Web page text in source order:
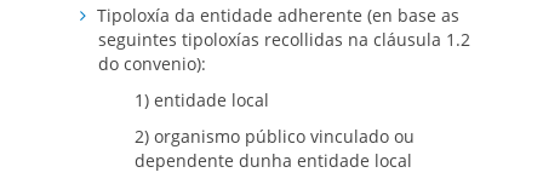
Tipoloxía da entidade adherente (en base as
seguintes tipoloxías recollidas na cláusula 1.2
do convenio):
1) entidade local
2) organismo público vinculado ou
dependente dunha entidade local